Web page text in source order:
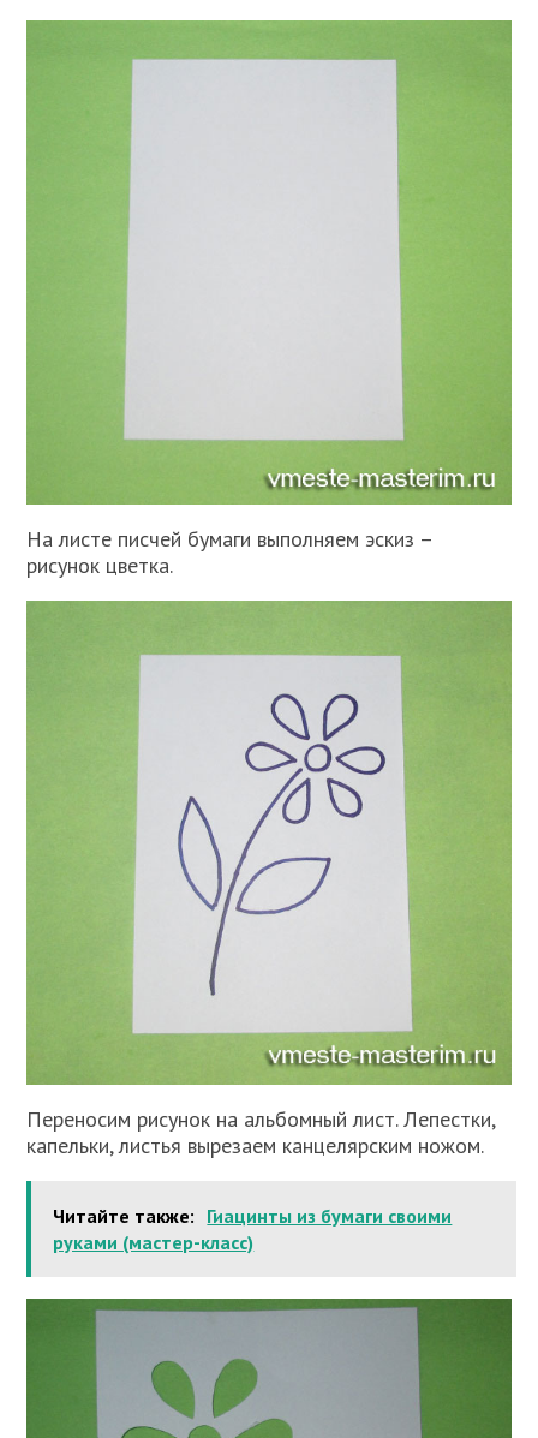
На листе писчей бумаги выполняем эскиз –
рисунок цветка.
Переносим рисунок на альбомный лист. Лепестки,
капельки, листья вырезаем канцелярским ножом.
Читайте также: Гиацинты из бумаги своими
руками (мастер-класс)